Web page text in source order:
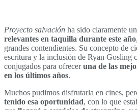
Proyecto salvación ha sido claramente
relevantes en taquilla durante este año
grandes contendientes. Su concepto de
escritura y la inclusión de Ryan Gosling
conjugados para ofreceruna de las
en los últimos años.
Muchos pudimos disfrutarla en cines,
tenido esa oportunidad, con lo que